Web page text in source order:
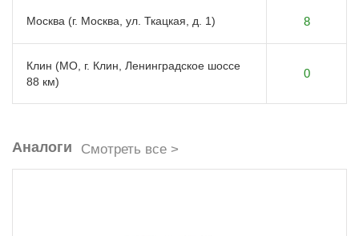
Москва (г. Москва, ул. Ткацкая, д. 1) 8
Клин (МО, г. Клин, Ленинградское шоссе
88 км)
0
Аналоги Смотреть все >